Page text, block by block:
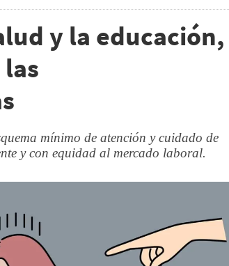
y la educación,
mínimo de atención y cuidado de
y con equidad al mercado laboral.